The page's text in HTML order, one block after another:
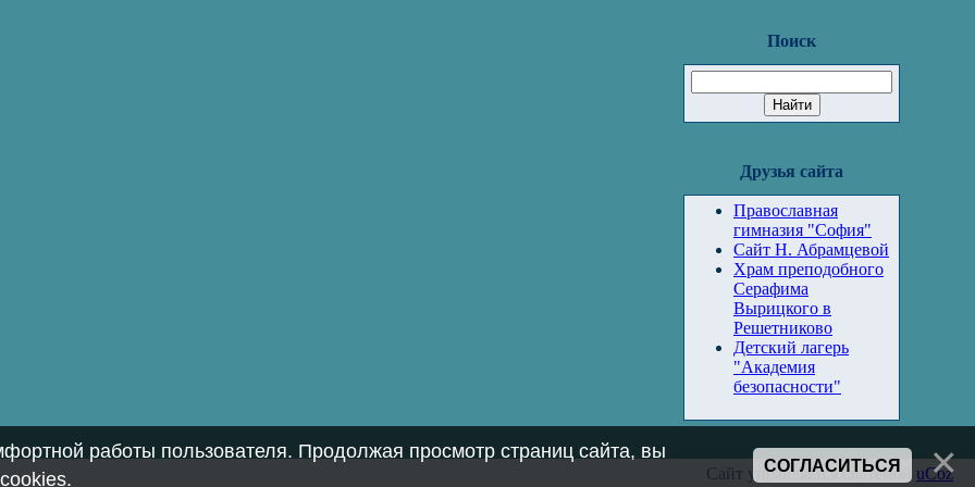
Поиск
Друзья сайта
Православная
гимназия "София"
Сайт Н. Абрамцевой
Храм преподобного
Серафима
Вырицкого в
Решетниково
Детский лагерь
"Академия
безопасности"
Сайт управляется системой uCoz
работы пользователя. Продолжая просмотр страниц сайта, вы
.
СОГЛАСИТЬСЯ